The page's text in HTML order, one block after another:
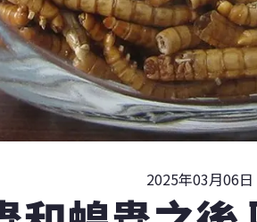
2025年03月06日